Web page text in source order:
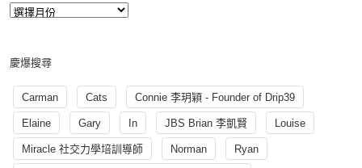
慶爆搜尋
Carman Cats Connie 李玥穎 - Founder of Drip39
Elaine Gary In JBS Brian 李凱賢 Louise
Miracle 社交力學培訓導師 Norman Ryan